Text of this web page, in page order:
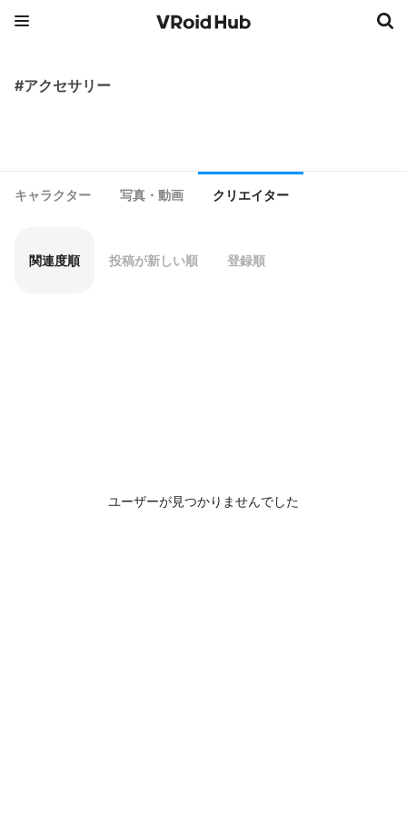
#アクセサリー
キャラクター 写真・動画 クリエイター
関連度順 投稿が新しい順 登録順
ユーザーが見つかりませんでした